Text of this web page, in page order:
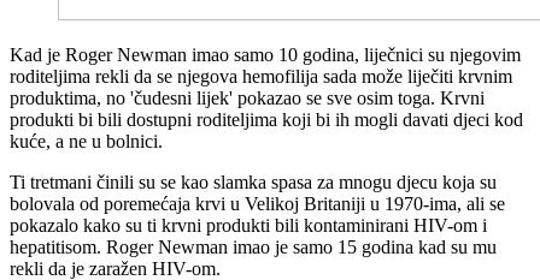
Kad je Roger Newman imao samo 10 godina, liječnici su njegovim
roditeljima rekli da se njegova hemofilija sada može liječiti krvnim
produktima, no 'čudesni lijek' pokazao se sve osim toga. Krvni
produkti bi bili dostupni roditeljima koji bi ih mogli davati djeci kod
kuće, a ne u bolnici.
Ti tretmani činili su se kao slamka spasa za mnogu djecu koja su
bolovala od poremećaja krvi u Velikoj Britaniji u 1970-ima, ali se
pokazalo kako su ti krvni produkti bili kontaminirani HIV-om i
hepatitisom. Roger Newman imao je samo 15 godina kad su mu
rekli da je zaražen HIV-om.